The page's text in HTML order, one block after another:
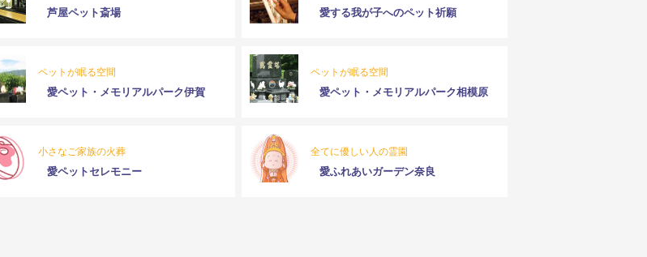
芦屋ペット斎場 愛する我が子へのペット祈願
ペットが眠る空間
愛ペット・メモリアルパーク伊賀
ペットが眠る空間
愛ペット・メモリアルパーク相模原
小さなご家族の火葬
愛ペットセレモニー
全てに優しい人の霊園
愛ふれあいガーデン奈良